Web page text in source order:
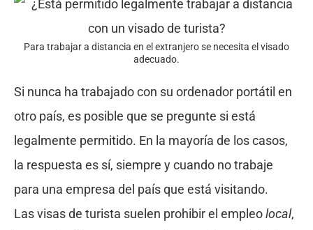
Para trabajar a distancia en el extranjero se necesita el visado
adecuado.
Si nunca ha trabajado con su ordenador portátil en
otro país, es posible que se pregunte si está
legalmente permitido. En la mayoría de los casos,
la respuesta es sí, siempre y cuando no trabaje
para una empresa del país que está visitando.
Las visas de turista suelen prohibir el empleolocal,